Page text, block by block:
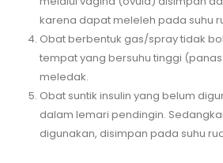
karena dapat meleleh pada suhu
Obat berbentuk gas/spray tidak
tempat yang bersuhu tinggi
meledak.
Obat suntik insulin yang belum
dalam lemari pendingin.
digunakan, disimpan pada suhu